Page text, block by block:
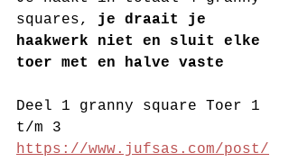
squares, je draait je
haakwerk niet en sluit elke
toer met en halve vaste
Deel 1 granny square Toer 1
t/m 3
https://www.jufsas.com/post/